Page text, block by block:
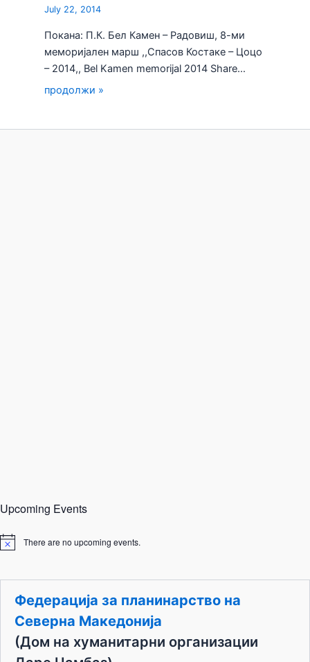
July 22, 2014
Покана: П.К. Бел Камен – Радовиш, 8-ми
меморијален марш ,,Спасов Костаке – Цоцо
– 2014,, Bel Kamen memorijal 2014 Share…
продолжи »
Upcoming Events
N
i
There are no upcoming events.
Федерација за планинарство на
Северна Македонија
(Дом на хуманитарни организации